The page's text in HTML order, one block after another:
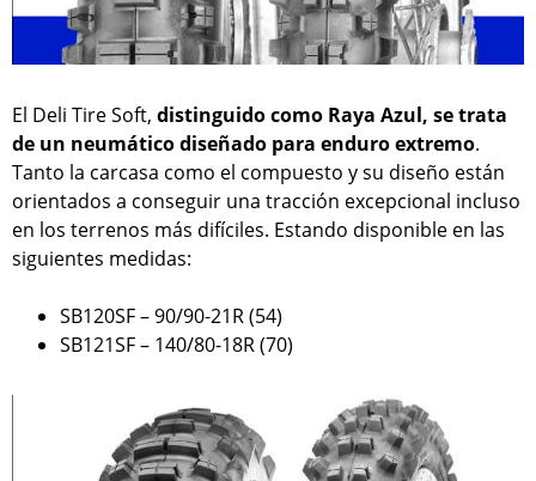
El Deli Tire Soft, distinguido como Raya Azul, se trata
de un neumático diseñado para enduro extremo.
Tanto la carcasa como el compuesto y su diseño están
orientados a conseguir una tracción excepcional incluso
en los terrenos más difíciles. Estando disponible en las
siguientes medidas:
SB120SF – 90/90-21R (54)
SB121SF – 140/80-18R (70)